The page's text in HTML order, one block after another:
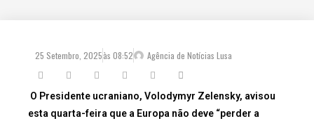
25 Setembro, 2025às 08:52 Agência de Notícias Lusa
O Presidente ucraniano, Volodymyr Zelensky, avisou
esta quarta-feira que a Europa não deve “perder a